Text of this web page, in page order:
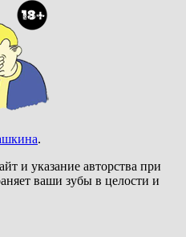
.
и указание авторства при
ваши зубы в целости и